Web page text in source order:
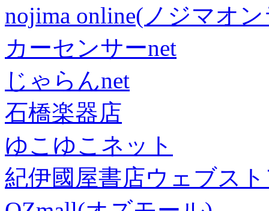
nojima online(ノジマオ
カーセンサーnet
じゃらんnet
石橋楽器店
ゆこゆこネット
紀伊國屋書店ウェブス